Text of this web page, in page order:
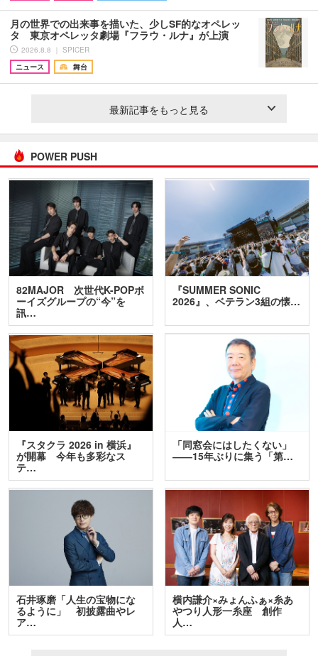
月の世界での出来事を描いた、少しSF的なオペレッ
タ 東京オペレッタ劇場『フラウ・ルナ』が上演
2026.8.8 ｜ SPICER
ニュース
舞台
最新記事をもっと見る
POWER PUSH
82MAJOR 次世代K-POPボ
ーイズグループの“今”を
訊…
『SUMMER SONIC
2026』、ベテラン3組の懐…
『スタクラ 2026 in 横浜』
が開幕 今年も多彩なス
テ…
「同窓会にはしたくない」
――15年ぶりに集う「第…
石井琢磨「人生の宝物にな
るように」 初披露曲やレ
ア…
横内謙介×みょんふぁ×糸あ
やつり人形一糸座 創作
人…